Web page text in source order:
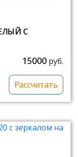
С
15000 руб.
Рассчитать